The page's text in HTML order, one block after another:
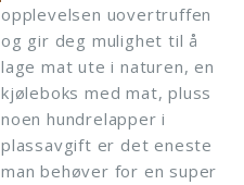
opplevelsen uovertruffen
og gir deg mulighet til å
lage mat ute i naturen, en
kjøleboks med mat, pluss
noen hundrelapper i
plassavgift er det eneste
man behøver for en super